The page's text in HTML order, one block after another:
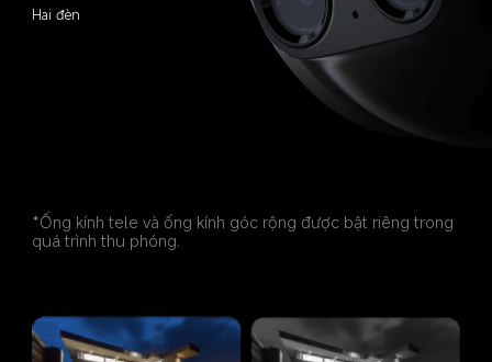
Hai đèn
*Ống kính tele và ống kính góc rộng được bật riêng trong
quá trình thu phóng.